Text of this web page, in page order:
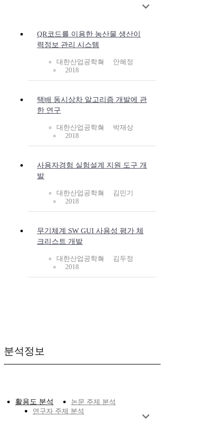
QR코드를 이용한 농산물 생산이
력정보 관리 시스템
대한산업공학회
안혜정
2018
택배 동시상차 알고리즘 개발에 관
한 연구
대한산업공학회
박재상
2018
사용자경험 실험설계 지원 도구 개
발
대한산업공학회
김민기
2018
무기체계 SW GUI 사용성 평가 체
크리스트 개발
대한산업공학회
김두정
2018
분석정보
활용도 분석
논문 주제 분석
연구자 주제 분석